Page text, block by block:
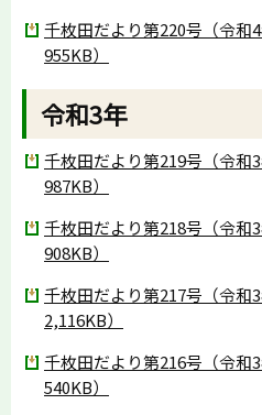
千枚田だより第220号（令和
955KB）
令和3年
千枚田だより第219号（令和
987KB）
千枚田だより第218号（令和
908KB）
千枚田だより第217号（令和
2,116KB）
千枚田だより第216号（令和
540KB）